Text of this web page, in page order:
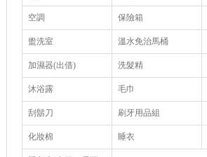
空調 保險箱
盥洗室 溫水免治馬桶
加濕器(出借) 洗髮精
沐浴露 毛巾
刮鬍刀 刷牙用品組
化妝棉 睡衣